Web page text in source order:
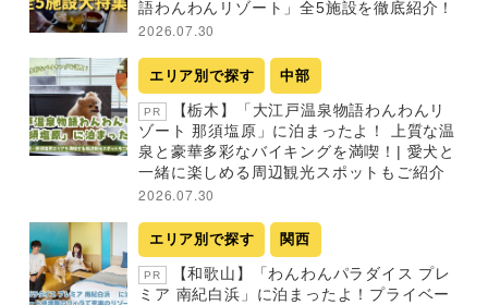
語わんわんリゾート」全5施設を徹底紹介！
2026.07.30
エリア別で探す 中部
PR
【栃木】「大江戸温泉物語わんわんリ
ゾート 那須塩原」に泊まったよ！ 上質な温
泉と豪華多彩なバイキングを満喫！| 愛犬と
一緒に楽しめる周辺観光スポットもご紹介
2026.07.30
エリア別で探す 関西
PR
【和歌山】「わんわんパラダイス プレ
ミア 南紀白浜」に泊まったよ！プライベー